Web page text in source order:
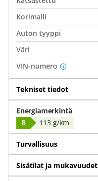
Korimalli
Auton tyyppi
Väri
VIN-numero
Tekniset tiedot
Energiamerkintä
B
113 g/km
Turvallisuus
Sisätilat ja mukavuudet